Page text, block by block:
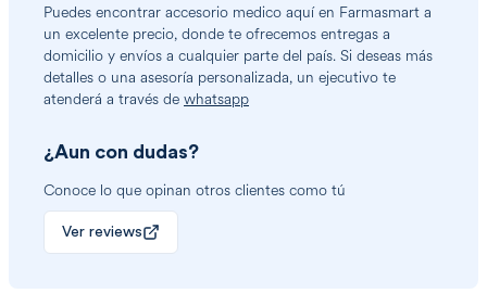
Puedes encontrar accesorio medico aquí en Farmasmart a
un excelente precio, donde te ofrecemos entregas a
domicilio y envíos a cualquier parte del país. Si deseas más
detalles o una asesoría personalizada, un ejecutivo te
atenderá a través de whatsapp
¿Aun con dudas?
Conoce lo que opinan otros clientes como tú
Ver reviews